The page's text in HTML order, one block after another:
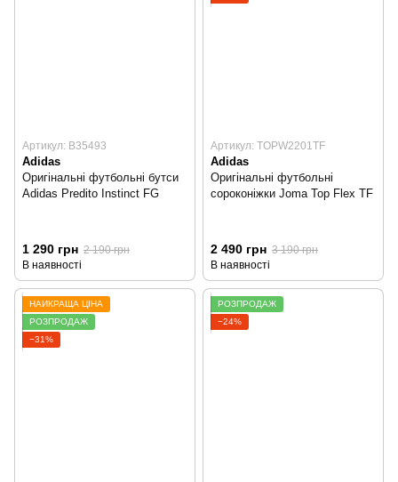
Артикул: B35493
Adidas
Оригінальні футбольні бутси
Adidas Predito Instinct FG
1 290 грн 2 190 грн
В наявності
Артикул: TOPW2201TF
Adidas
Оригінальні футбольні
сороконіжки Joma Top Flex TF
2 490 грн 3 190 грн
В наявності
НАЙКРАЩА ЦІНА
РОЗПРОДАЖ
−31%
РОЗПРОДАЖ
−24%